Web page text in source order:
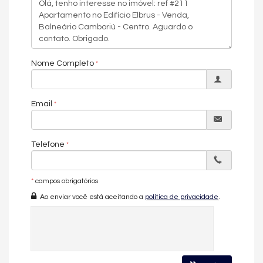
Estrutura completa de lazer do Elbrus Residence
O empreendimento contará com piscina, piscina infantil, spa,
sauna, espaço fitness, espaço gourmet, salão de festas, sala
automação predial, acessibilidade para PNE, gerador, portaria
24h, câmeras de segurança, portão eletrônico, hall decorado e
mobiliado, captação de água, medidores individuais,
infraestrutura para veículos elétricos, box de praia, entrada
para banhistas e gás central.
Localizado no Centro de Balneário Camboriú, ao lado do
Passeio São Miguel, este apartamento está disponível por R$
4.950.000, uma excelente oportunidade em um dos
Características do Imóvel
Nome Completo
Email
Telefone
* campos obrigatórios
Ao enviar você está aceitando a política de privacidade